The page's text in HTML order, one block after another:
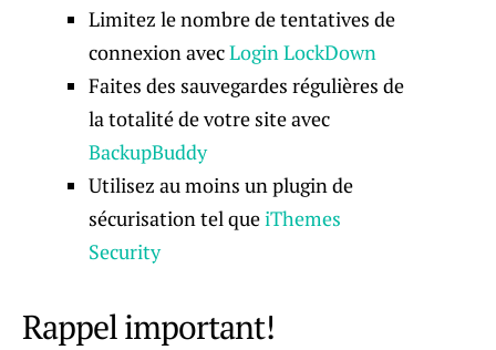
Limitez le nombre de tentatives de
connexion avecLogin LockDown
Faites des sauvegardes régulières de
la totalité de votre site avec
BackupBuddy
Utilisez au moins un plugin de
sécurisation tel queiThemes
Security
Rappel important!